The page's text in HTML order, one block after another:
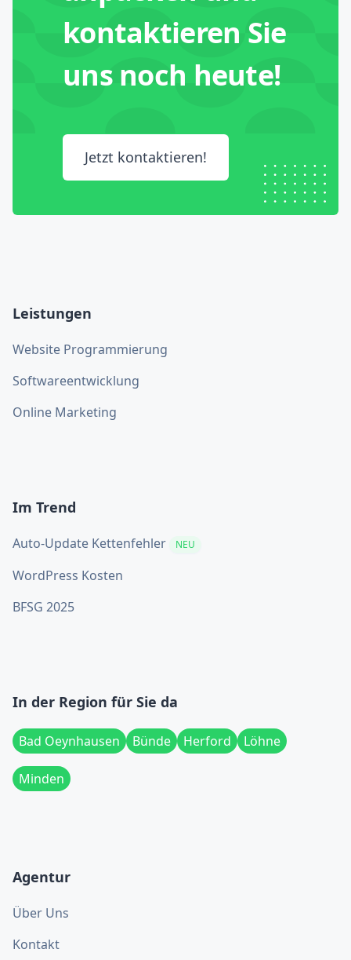
kontaktieren Sie
uns noch heute!
Jetzt kontaktieren!
Leistungen
Website Programmierung
Softwareentwicklung
Online Marketing
Im Trend
Auto-Update Kettenfehler NEU
WordPress Kosten
BFSG 2025
In der Region für Sie da
Bad Oeynhausen Bünde Herford Löhne
Minden
Agentur
Über Uns
Kontakt